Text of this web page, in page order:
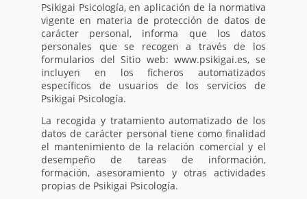
Psikigai Psicología, en aplicación de la normativa
vigente en materia de protección de datos de
carácter personal, informa que los datos
personales que se recogen a través de los
formularios del Sitio web: www.psikigai.es, se
incluyen en los ficheros automatizados
específicos de usuarios de los servicios de
Psikigai Psicología.
La recogida y tratamiento automatizado de los
datos de carácter personal tiene como finalidad
el mantenimiento de la relación comercial y el
desempeño de tareas de información,
formación, asesoramiento y otras actividades
propias de Psikigai Psicología.